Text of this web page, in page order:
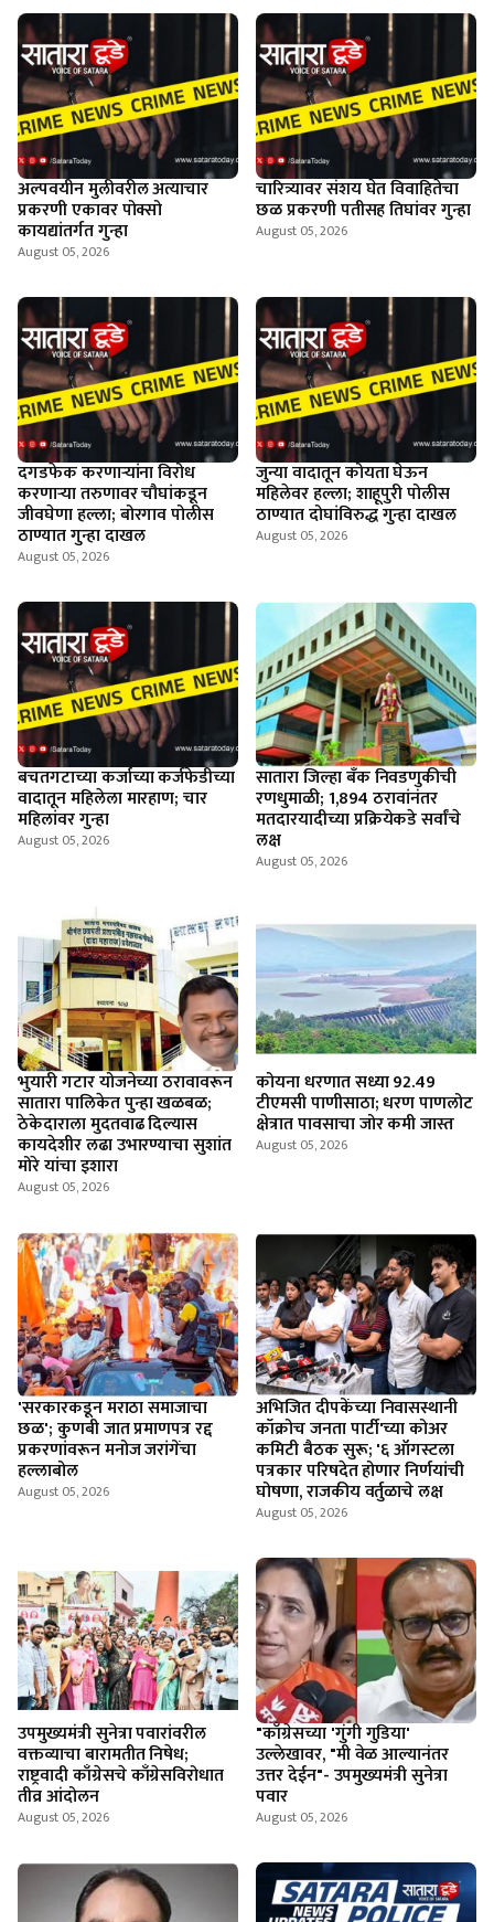
अल्पवयीन मुलीवरील अत्याचार
प्रकरणी एकावर पोक्सो
कायद्यांतर्गत गुन्हा
August 05, 2026
चारित्र्यावर संशय घेत विवाहितेचा
छळ प्रकरणी पतीसह तिघांवर गुन्हा
August 05, 2026
दगडफेक करणार्‍यांना विरोध
करणार्‍या तरुणावर चौघांकडून
जीवघेणा हल्ला; बोरगाव पोलीस
ठाण्यात गुन्हा दाखल
August 05, 2026
जुन्या वादातून कोयता घेऊन
महिलेवर हल्ला; शाहूपुरी पोलीस
ठाण्यात दोघांविरुद्ध गुन्हा दाखल
August 05, 2026
बचतगटाच्या कर्जाच्या कर्जफेडीच्या
वादातून महिलेला मारहाण; चार
महिलांवर गुन्हा
August 05, 2026
सातारा जिल्हा बँक निवडणुकीची
रणधुमाळी; 1,894 ठरावांनंतर
मतदारयादीच्या प्रक्रियेकडे सर्वांचे
लक्ष
August 05, 2026
भुयारी गटार योजनेच्या ठरावावरून
सातारा पालिकेत पुन्हा खळबळ;
ठेकेदाराला मुदतवाढ दिल्यास
कायदेशीर लढा उभारण्याचा सुशांत
मोरे यांचा इशारा
August 05, 2026
कोयना धरणात सध्या 92.49
टीएमसी पाणीसाठा; धरण पाणलोट
क्षेत्रात पावसाचा जोर कमी जास्त
August 05, 2026
'सरकारकडून मराठा समाजाचा
छळ'; कुणबी जात प्रमाणपत्र रद्द
प्रकरणांवरून मनोज जरांगेंचा
हल्लाबोल
August 05, 2026
अभिजित दीपकेंच्या निवासस्थानी
कॉक्रोच जनता पार्टी'च्या कोअर
कमिटी बैठक सुरू; '६ ऑगस्टला
पत्रकार परिषदेत होणार निर्णयांची
घोषणा, राजकीय वर्तुळाचे लक्ष
August 05, 2026
उपमुख्यमंत्री सुनेत्रा पवारांवरील
वक्तव्याचा बारामतीत निषेध;
राष्ट्रवादी काँग्रेसचे काँग्रेसविरोधात
तीव्र आंदोलन
August 05, 2026
"काँग्रेसच्या 'गुंगी गुडिया'
उल्लेखावर, "मी वेळ आल्यानंतर
उत्तर देईन"- उपमुख्यमंत्री सुनेत्रा
पवार
August 05, 2026